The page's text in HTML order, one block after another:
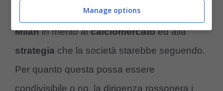
interessanti spunti di riflessioni ai tifosi del
Milanin merito alcalciomercatoed alla
strategia che la società starebbe seguendo.
Per quanto questa possa essere
condivisibile o no, la dirigenza rossonera i
Manage options